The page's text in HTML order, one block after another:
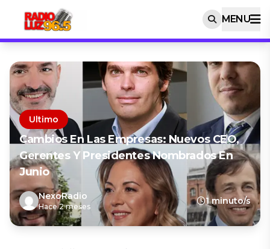
MENU
Ultimo
Cambios En Las Empresas: Nuevos CEO,
Gerentes Y Presidentes Nombrados En
Junio
NexoRadio
Hace 2 meses
1 minuto/s